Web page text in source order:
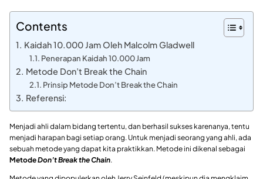
Contents
Kaidah 10.000 Jam Oleh Malcolm Gladwell
Penerapan Kaidah 10.000 Jam
Metode Don’t Break the Chain
Prinsip Metode Don’t Break the Chain
Referensi:
Menjadi ahli dalam bidang tertentu, dan berhasil sukses karenanya, tentu
menjadi harapan bagi setiap orang. Untuk menjadi seorang yang ahli, ada
sebuah metode yang dapat kita praktikkan. Metode ini dikenal sebagai
MetodeDon’t Break the Chain.